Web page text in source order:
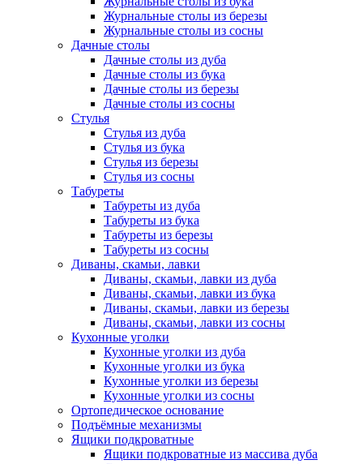
Журнальные столы из березы
Журнальные столы из сосны
Дачные столы
Дачные столы из дуба
Дачные столы из бука
Дачные столы из березы
Дачные столы из сосны
Стулья
Стулья из дуба
Стулья из бука
Стулья из березы
Стулья из сосны
Табуреты
Табуреты из дуба
Табуреты из бука
Табуреты из березы
Табуреты из сосны
Диваны, скамьи, лавки
Диваны, скамьи, лавки из дуба
Диваны, скамьи, лавки из бука
Диваны, скамьи, лавки из березы
Диваны, скамьи, лавки из сосны
Кухонные уголки
Кухонные уголки из дуба
Кухонные уголки из бука
Кухонные уголки из березы
Кухонные уголки из сосны
Ортопедическое основание
Подъёмные механизмы
Ящики подкроватные
Ящики подкроватные из массива дуба